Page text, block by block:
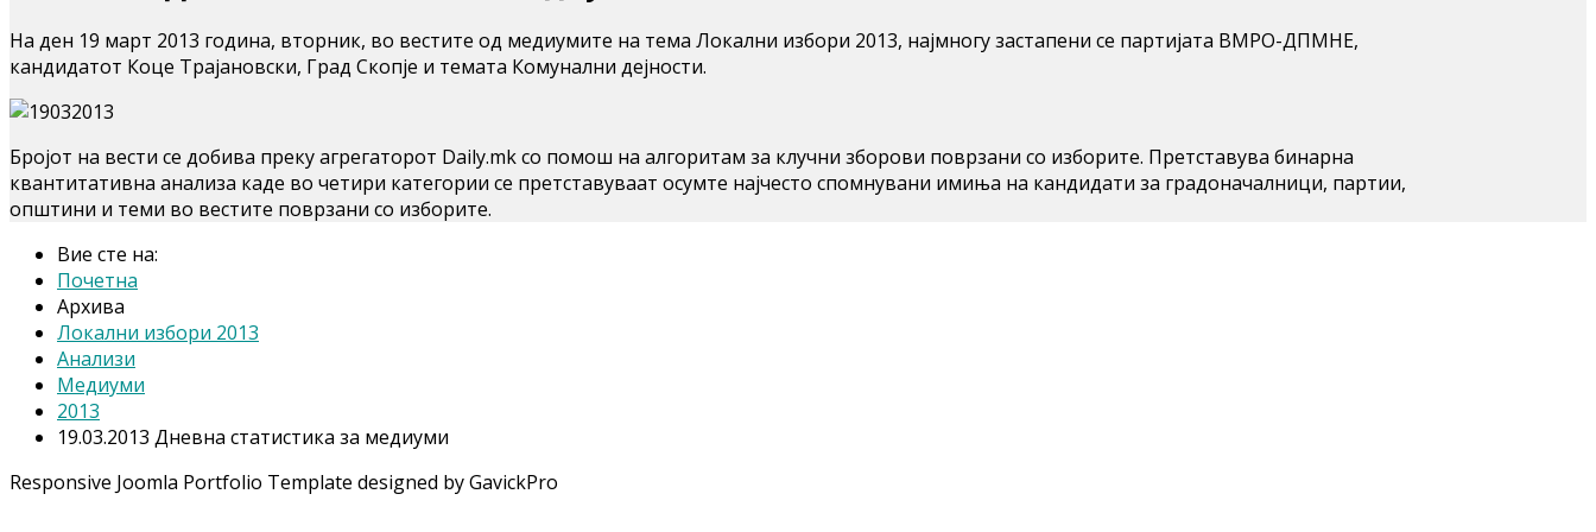
На ден 19 март 2013 година, вторник, во вестите од медиумите на тема Локални избори 2013, најмногу застапени се партијата ВМРО-ДПМНЕ,
кандидатот Коце Трајановски, Град Скопје и темата Комунални дејности.
Бројот на вести се добива преку агрегаторот Daily.mk со помош на алгоритам за клучни зборови поврзани со изборите. Претставува бинарна
квантитативна анализа каде во четири категории се претставуваат осумте најчесто спомнувани имиња на кандидати за градоначалници, партии,
општини и теми во вестите поврзани со изборите.
Вие сте на:
Почетна
Архива
Локални избори 2013
Анализи
Медиуми
2013
19.03.2013 Дневна статистика за медиуми
Responsive Joomla Portfolio Template designed by GavickPro